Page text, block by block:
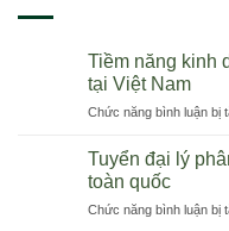
Tiềm năng kinh
tại Việt Nam
Chức năng bình luận bị
Tuyển đại lý
toàn quốc
Chức năng bình luận bị